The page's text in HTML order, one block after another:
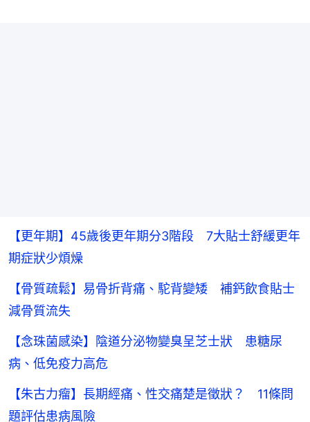
【更年期】45歲後更年期分3階段 7大貼士舒緩更年
期症狀少煩燥
【骨質疏鬆】易骨折背痛、駝背變矮 補鈣飲食貼士
減骨質流失
【念珠菌感染】陰道分泌物變臭呈芝士狀 患糖尿
病、低免疫力高危
【朱古力瘤】長期經痛、性交痛楚是徵狀？ 11條問
題評估患病風險